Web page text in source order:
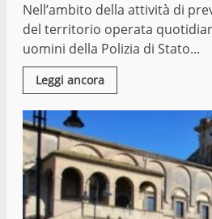
Nell’ambito della attività di
del territorio operata
uomini della Polizia di Stato...
Leggi ancora